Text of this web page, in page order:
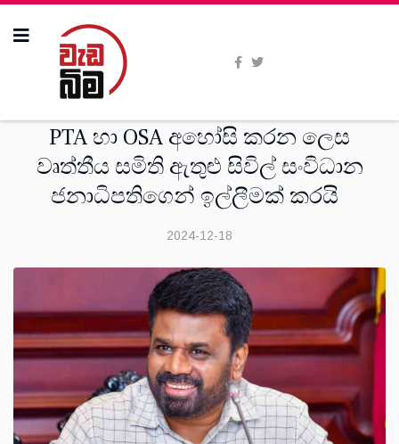
PTA හා OSA අහෝසි කරන ලෙස
වෘත්තීය සමිති ඇතුළු සිවිල් සංවිධාන
ජනාධිපතිගෙන් ඉල්ලීමක් කරයි
2024-12-18